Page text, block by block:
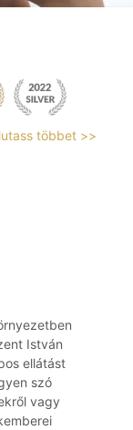
többet >>
István
ellátást
szó
vagy